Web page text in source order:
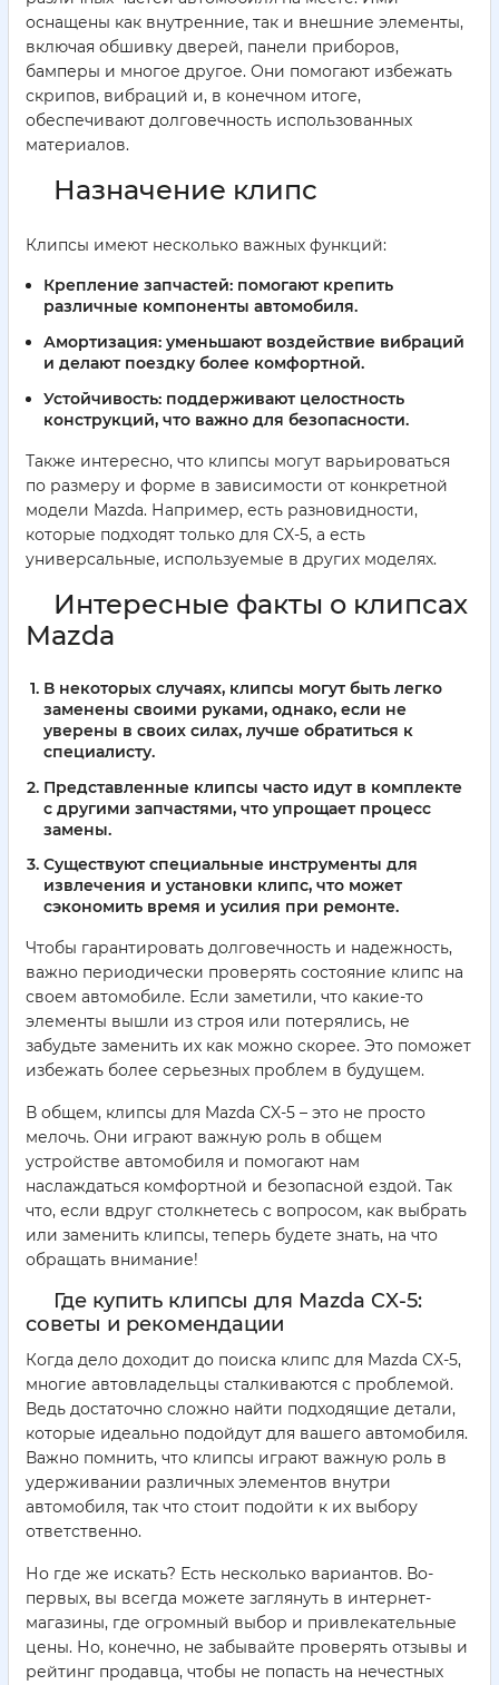
оснащены как внутренние, так и внешние элементы,
включая обшивку дверей, панели приборов,
бамперы и многое другое. Они помогают избежать
скрипов, вибраций и, в конечном итоге,
обеспечивают долговечность использованных
материалов.
Назначение клипс
Клипсы имеют несколько важных функций:
Крепление запчастей: помогают крепить
различные компоненты автомобиля.
Амортизация: уменьшают воздействие вибраций
и делают поездку более комфортной.
Устойчивость: поддерживают целостность
конструкций, что важно для безопасности.
Также интересно, что клипсы могут варьироваться
по размеру и форме в зависимости от конкретной
модели Mazda. Например, есть разновидности,
которые подходят только для CX-5, а есть
универсальные, используемые в других моделях.
Интересные факты о клипсах
Mazda
В некоторых случаях, клипсы могут быть легко
заменены своими руками, однако, если не
уверены в своих силах, лучше обратиться к
специалисту.
Представленные клипсы часто идут в комплекте
с другими запчастями, что упрощает процесс
замены.
Существуют специальные инструменты для
извлечения и установки клипс, что может
сэкономить время и усилия при ремонте.
Чтобы гарантировать долговечность и надежность,
важно периодически проверять состояние клипс на
своем автомобиле. Если заметили, что какие-то
элементы вышли из строя или потерялись, не
забудьте заменить их как можно скорее. Это поможет
избежать более серьезных проблем в будущем.
В общем, клипсы для Mazda CX-5 – это не просто
мелочь. Они играют важную роль в общем
устройстве автомобиля и помогают нам
наслаждаться комфортной и безопасной ездой. Так
что, если вдруг столкнетесь с вопросом, как выбрать
или заменить клипсы, теперь будете знать, на что
обращать внимание!
Где купить клипсы для Mazda CX-5:
советы и рекомендации
Когда дело доходит до поиска клипс для Mazda CX-5,
многие автовладельцы сталкиваются с проблемой.
Ведь достаточно сложно найти подходящие детали,
которые идеально подойдут для вашего автомобиля.
Важно помнить, что клипсы играют важную роль в
удерживании различных элементов внутри
автомобиля, так что стоит подойти к их выбору
ответственно.
Но где же искать? Есть несколько вариантов. Во-
первых, вы всегда можете заглянуть в интернет-
магазины, где огромный выбор и привлекательные
цены. Но, конечно, не забывайте проверять отзывы и
рейтинг продавца, чтобы не попасть на нечестных